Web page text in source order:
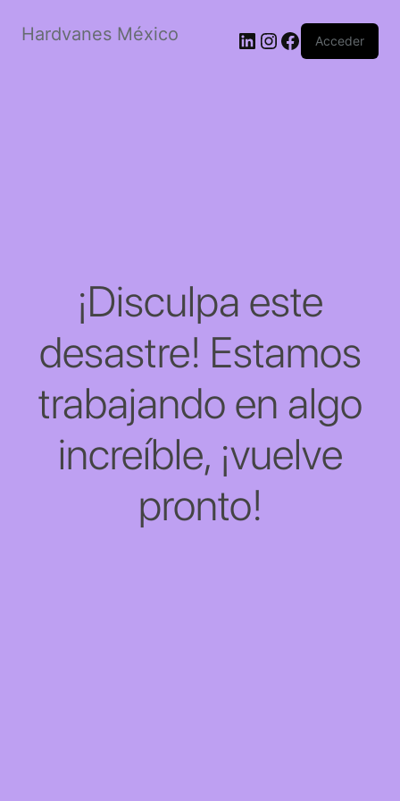
Hardvanes México LinkedIn
Instagram
Facebook
Acceder
¡Disculpa este
desastre! Estamos
trabajando en algo
increíble, ¡vuelve
pronto!